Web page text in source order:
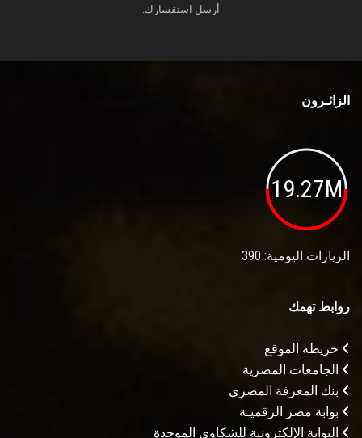
أرسل استفسارك.
الزائـرون
19.27M
الزيارات اليومية: 390
روابط تهمك
خريطة الموقع
الجامعات المصرية
بنك المعرفة المصري
بوابة مصر الرقميـة
البوابة الإلكترونية للشكاوى الموحدة